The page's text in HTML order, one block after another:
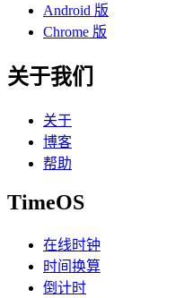
Android 版
Chrome 版
关于我们
关于
博客
帮助
TimeOS
在线时钟
时间换算
倒计时